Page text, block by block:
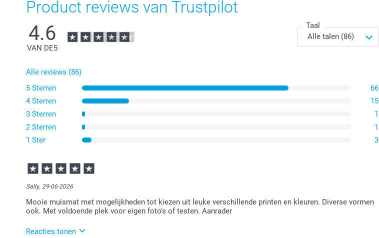
Product reviews van Trustpilot
4.6
VAN DE5
Taal
Alle reviews (86)
5 Sterren
66
4 Sterren
15
3 Sterren
1
2 Sterren
1
1 Ster
3
Sally, 29-06-2026
Mooie muismat met mogelijkheden tot kiezen uit leuke verschillende printen en kleuren. Diverse vormen
ook. Met voldoende plek voor eigen foto's of testen. Aanrader
Reacties tonen